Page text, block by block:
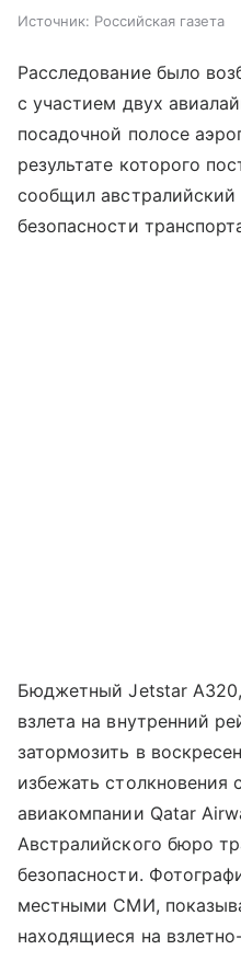
Источник: Российская газета
Расследование было
с участием двух
посадочной полосе
результате которого
сообщил австралийский
безопасности
Бюджетный Jetstar
взлета на внутренний
затормозить в
избежать столкновения
авиакомпании Qatar
Австралийского бюро
безопасности.
местными СМИ,
находящиеся на